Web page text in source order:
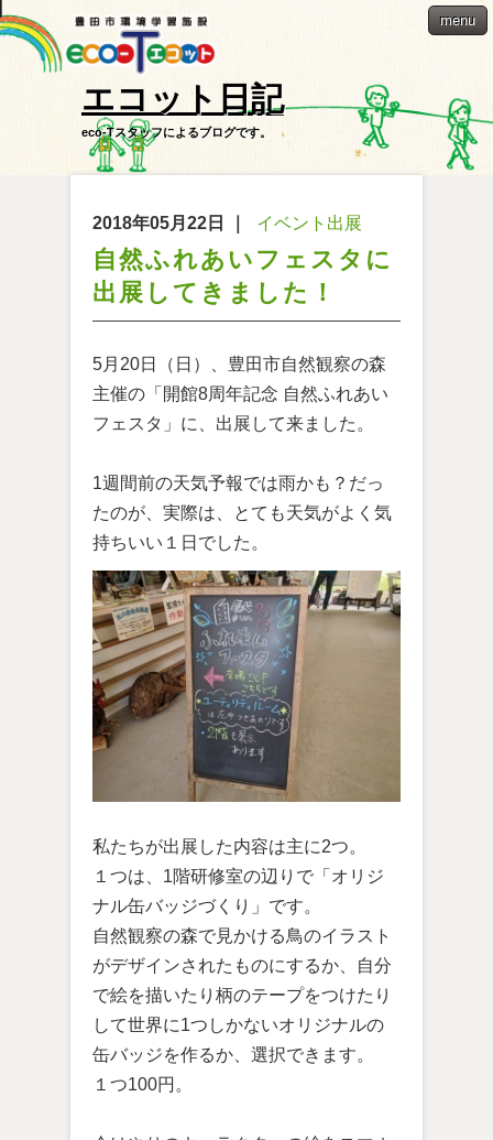
menu
エコット日記
eco-Tスタッフによるブログです。
2018年05月22日 イベント出展
自然ふれあいフェスタに
出展してきました！
5月20日（日）、豊田市自然観察の森
主催の「開館8周年記念 自然ふれあい
フェスタ」に、出展して来ました。
1週間前の天気予報では雨かも？だっ
たのが、実際は、とても天気がよく気
持ちいい１日でした。
私たちが出展した内容は主に2つ。
１つは、1階研修室の辺りで「オリジ
ナル缶バッジづくり」です。
自然観察の森で見かける鳥のイラスト
がデザインされたものにするか、自分
で絵を描いたり柄のテープをつけたり
して世界に1つしかないオリジナルの
缶バッジを作るか、選択できます。
１つ100円。